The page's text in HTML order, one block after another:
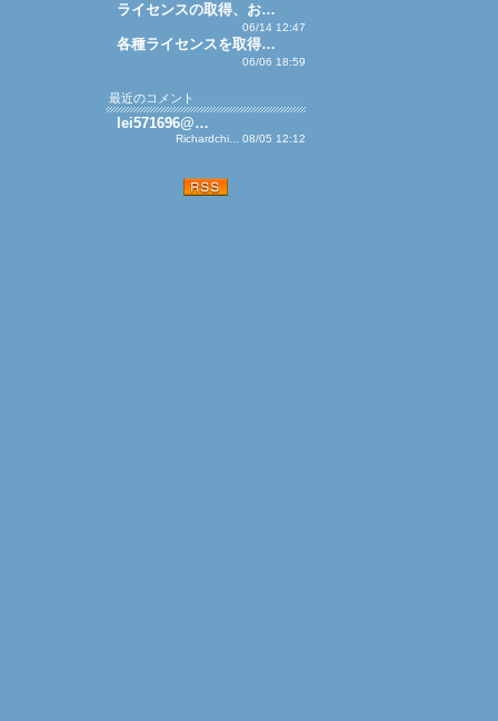
ライセンスの取得、お…
06/14 12:47
各種ライセンスを取得…
06/06 18:59
最近のコメント
lei571696@…
Richardchi... 08/05 12:12